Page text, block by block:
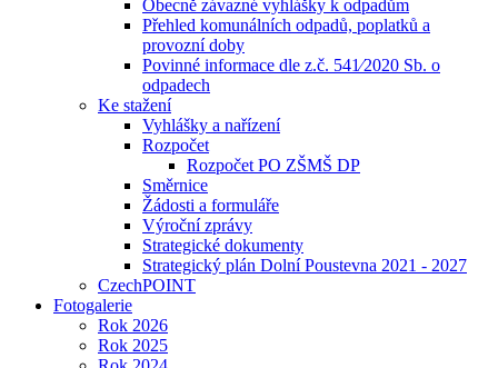
Obecně závazné vyhlášky k odpadům
Přehled komunálních odpadů, poplatků a
provozní doby
Povinné informace dle z.č. 541⁄2020 Sb. o
odpadech
Ke stažení
Vyhlášky a nařízení
Rozpočet
Rozpočet PO ZŠMŠ DP
Směrnice
Žádosti a formuláře
Výroční zprávy
Strategické dokumenty
Strategický plán Dolní Poustevna 2021 - 2027
CzechPOINT
Fotogalerie
Rok 2026
Rok 2025